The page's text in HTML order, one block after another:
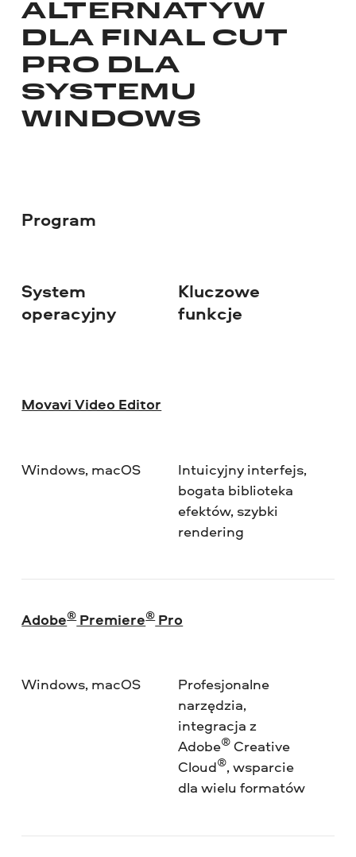
ALTERNATYW
DLA FINAL CUT
PRO DLA
SYSTEMU
WINDOWS
Program
System
operacyjny
Kluczowe
funkcje
Movavi Video Editor
Windows, macOS
Intuicyjny interfejs,
bogata biblioteka
efektów, szybki
rendering
Adobe®Premiere®Pro
Windows, macOS
Profesjonalne
narzędzia,
integracja z
Adobe®Creative
Cloud®, wsparcie
dla wielu formatów